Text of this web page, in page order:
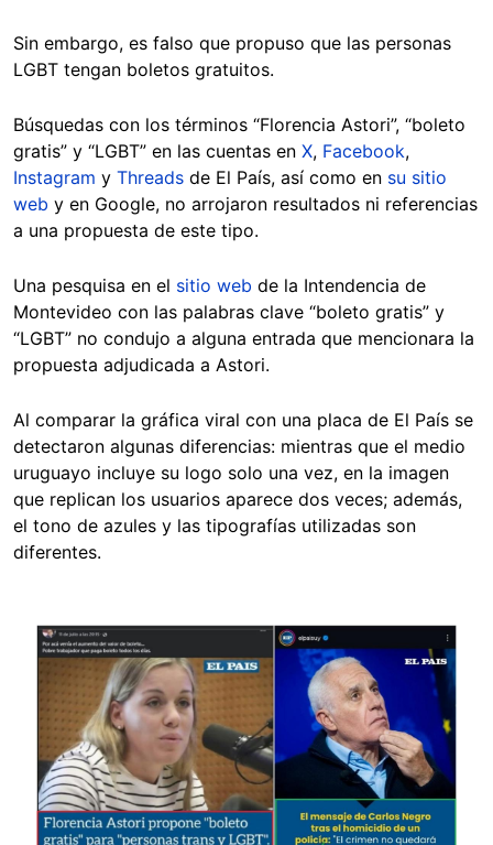
Sin embargo, es falso que propuso que las personas
LGBT tengan boletos gratuitos.
Búsquedas con los términos “Florencia Astori”, “boleto
gratis” y “LGBT” en las cuentas en X, Facebook,
Instagram y Threads de El País, así como en su sitio
web y en Google, no arrojaron resultados ni referencias
a una propuesta de este tipo.
Una pesquisa en el sitio web de la Intendencia de
Montevideo con las palabras clave “boleto gratis” y
“LGBT” no condujo a alguna entrada que mencionara la
propuesta adjudicada a Astori.
Al comparar la gráfica viral con una placa de El País se
detectaron algunas diferencias: mientras que el medio
uruguayo incluye su logo solo una vez, en la imagen
que replican los usuarios aparece dos veces; además,
el tono de azules y las tipografías utilizadas son
diferentes.
Image